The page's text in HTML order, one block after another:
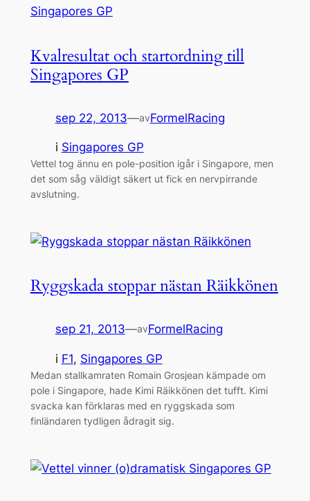
Kvalresultat och startordning till
Singapores GP
sep 22, 2013—avFormelRacing
i Singapores GP
Vettel tog ännu en pole-position igår i Singapore, men
det som såg väldigt säkert ut fick en nervpirrande
avslutning.
Ryggskada stoppar nästan Räikkönen
sep 21, 2013—avFormelRacing
i F1, Singapores GP
Medan stallkamraten Romain Grosjean kämpade om
pole i Singapore, hade Kimi Räikkönen det tufft. Kimi
svacka kan förklaras med en ryggskada som
finländaren tydligen ådragit sig.